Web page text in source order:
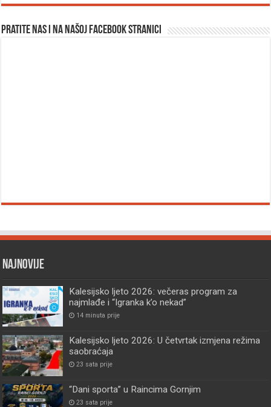
Pratite nas i na našoj facebook stranici
Najnovije
Kalesijsko ljeto 2026: večeras program za
najmlađe i “Igranka k’o nekad”
14 minuta prije
Kalesijsko ljeto 2026: U četvrtak izmjena režima
saobraćaja
23 sata prije
“Dani sporta” u Raincima Gornjim
23 sata prije